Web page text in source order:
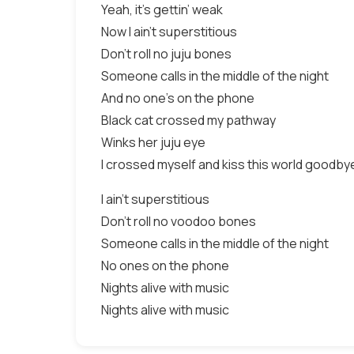
Yeah, it’s gettin’ weak
Now I ain’t superstitious
Don’t roll no juju bones
Someone calls in the middle of the night
And no one’s on the phone
Black cat crossed my pathway
Winks her juju eye
I crossed myself and kiss this world
I ain’t superstitious
Don’t roll no voodoo bones
Someone calls in the middle of the night
No ones on the phone
Nights alive with music
Nights alive with music